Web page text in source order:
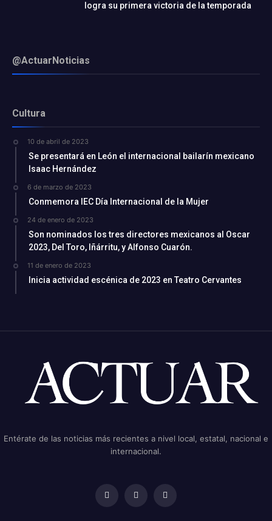
logra su primera victoria de la temporada
@ActuarNoticias
Cultura
10 de abril de 2023
Se presentará en León el internacional bailarín mexicano
Isaac Hernández
6 de marzo de 2023
Conmemora IEC Día Internacional de la Mujer
24 de enero de 2023
Son nominados los tres directores mexicanos al Oscar
2023, Del Toro, Iñárritu, y Alfonso Cuarón.
11 de enero de 2023
Inicia actividad escénica de 2023 en Teatro Cervantes
Entérate de las noticias más recientes a nivel local, estatal, nacional e
internacional.